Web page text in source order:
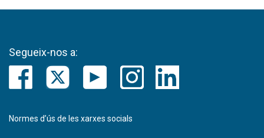
Segueix-nos a:
Normes d’ús de les xarxes socials